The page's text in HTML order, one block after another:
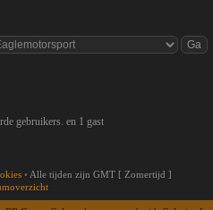
gebruikers. en 1 gast
• Alle tijden zijn GMT [ Zomertijd ]